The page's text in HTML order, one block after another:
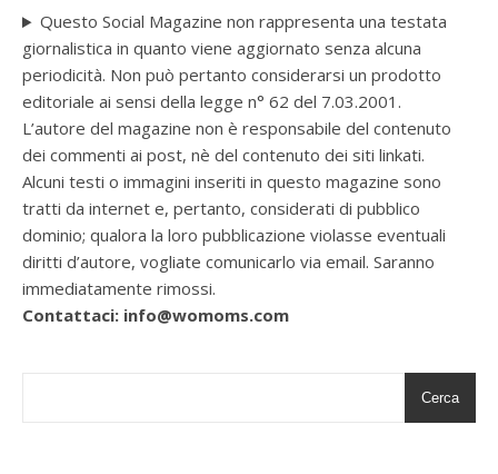
Questo Social Magazine non rappresenta una testata
giornalistica in quanto viene aggiornato senza alcuna
periodicità. Non può pertanto considerarsi un prodotto
editoriale ai sensi della legge n° 62 del 7.03.2001.
L’autore del magazine non è responsabile del contenuto
dei commenti ai post, nè del contenuto dei siti linkati.
Alcuni testi o immagini inseriti in questo magazine sono
tratti da internet e, pertanto, considerati di pubblico
dominio; qualora la loro pubblicazione violasse eventuali
diritti d’autore, vogliate comunicarlo via email. Saranno
immediatamente rimossi.
Contattaci: info@womoms.com
Cerca